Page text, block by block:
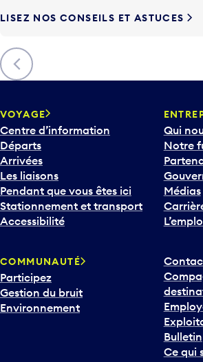
Précédent
LISEZ NOS CONSEILS ET ASTUCES
VOYAGE
Centre d’information
Départs
Arrivées
Les liaisons
Pendant que vous êtes ici
Stationnement et transport
Accessibilité
Qui
Notre
Médias
COMMUNAUTÉ
Participez
Gestion du bruit
Environnement
Bulletin
Ce qui